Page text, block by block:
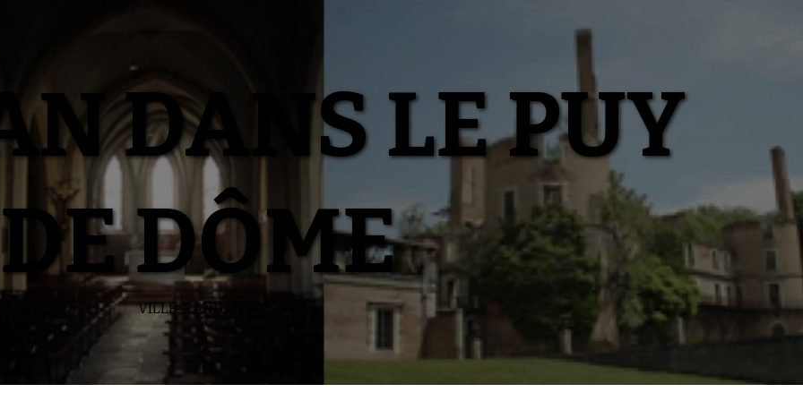
DANS LE PUY
DE DÔME
VILLE-RANDAN.FR